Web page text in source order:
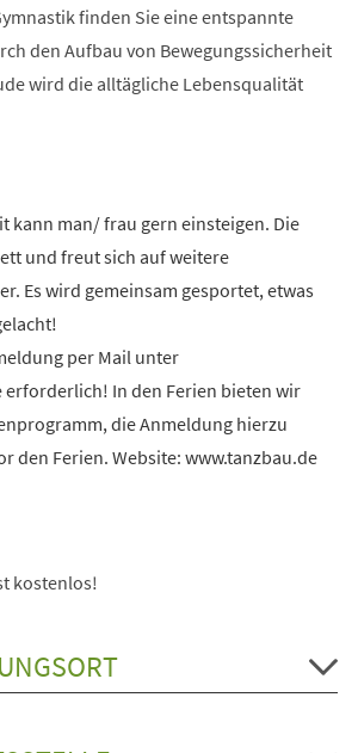
finden Sie eine entspannte
den Aufbau von Bewegungssicherheit
wird die alltägliche Lebensqualität
kann man/ frau gern einsteigen. Die
und freut sich auf weitere
Es wird gemeinsam gesportet, etwas
per Mail unter
erforderlich! In den Ferien bieten wir
die Anmeldung hierzu
den Ferien. Website: www.tanzbau.de
kostenlos!